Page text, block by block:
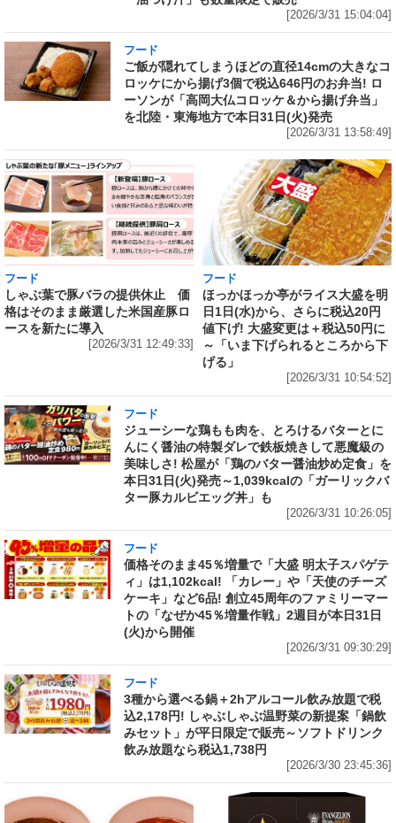
[2026/3/31 15:04:04]
フード
ご飯が隠れてしまうほどの直径14cmの大きなコ
ロッケにから揚げ3個で税込646円のお弁当! ロ
ーソンが「高岡大仏コロッケ＆から揚げ弁当」
を北陸・東海地方で本日31日(火)発売
[2026/3/31 13:58:49]
フード
しゃぶ葉で豚バラの提供休止 価
格はそのまま厳選した米国産豚ロ
ースを新たに導入
[2026/3/31 12:49:33]
フード
ほっかほっか亭がライス大盛を明
日1日(水)から、さらに税込20円
値下げ! 大盛変更は＋税込50円に
～「いま下げられるところから下
げる」
[2026/3/31 10:54:52]
フード
ジューシーな鶏もも肉を、とろけるバターとに
んにく醤油の特製ダレで鉄板焼きして悪魔級の
美味しさ! 松屋が「鶏のバター醤油炒め定食」を
本日31日(火)発売～1,039kcalの「ガーリックバ
ター豚カルビエッグ丼」も
[2026/3/31 10:26:05]
フード
価格そのまま45％増量で「大盛 明太子スパゲテ
ィ」は1,102kcal! 「カレー」や「天使のチーズ
ケーキ」など6品! 創立45周年のファミリーマー
トの「なぜか45％増量作戦」2週目が本日31日
(火)から開催
[2026/3/31 09:30:29]
フード
3種から選べる鍋＋2hアルコール飲み放題で税
込2,178円! しゃぶしゃぶ温野菜の新提案「鍋飲
みセット」が平日限定で販売～ソフトドリンク
飲み放題なら税込1,738円
[2026/3/30 23:45:36]